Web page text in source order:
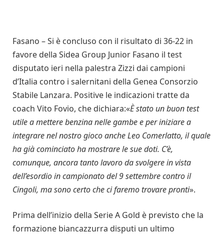
Fasano – Si è concluso con il risultato di 36-22 in
favore della Sidea Group Junior Fasano il test
disputato ieri nella palestra Zizzi dai campioni
d’Italia contro i salernitani della Genea Consorzio
Stabile Lanzara. Positive le indicazioni tratte da
coach Vito Fovio, che dichiara:«È stato un buon test
utile a mettere benzina nelle gambe e per iniziare a
integrare nel nostro gioco anche Leo Comerlatto, il quale
ha già cominciato ha mostrare le sue doti. C’è,
comunque, ancora tanto lavoro da svolgere in vista
dell’esordio in campionato del 9 settembre contro il
Cingoli, ma sono certo che ci faremo trovare pronti».
Prima dell’inizio della Serie A Gold è previsto che la
formazione biancazzurra disputi un ultimo